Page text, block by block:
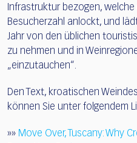
Infrastruktur bezogen,
Besucherzahl anlockt, und
Jahr von den üblichen
zu nehmen und in
„einzutauchen“.
Den Text, kroatischen
können Sie unter folgendem
»» Move Over, Tuscany: Why